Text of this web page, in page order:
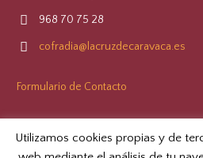
968 70 75 28
cofradia@lacruzdecaravaca.es
Formulario de Contacto
Utilizamos cookies propias y de